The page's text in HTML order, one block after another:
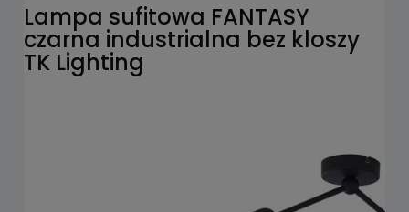
Lampa sufitowa FANTASY
czarna industrialna bez kloszy
TK Lighting